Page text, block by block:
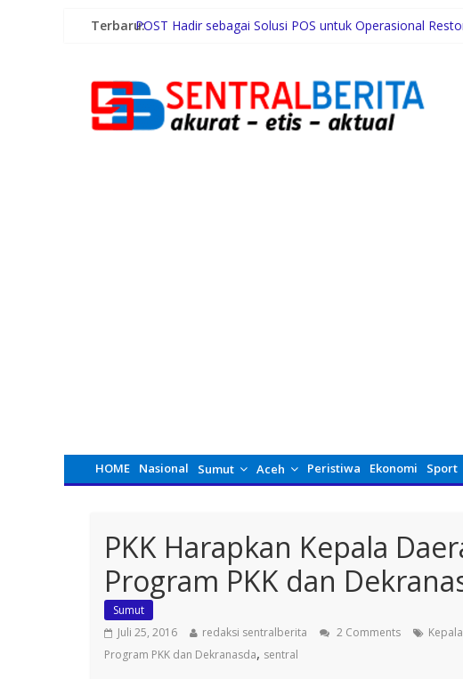
Terbaru:POST Hadir sebagai Solusi POS untuk Operasional
Polsek Teluk Nibung Patroli di Malam Minggu, Jaga
Bobby Nasution Siapkan Beasiswa Mahasiswa
HOME Nasional Sumut Aceh Peristiwa Ekonomi Sport
PKK Harapkan Kepala
Program PKK dan
Sumut
Juli 25, 2016
redaksi sentralberita 2 Comments
Program PKK dan Dekranasda, sentral